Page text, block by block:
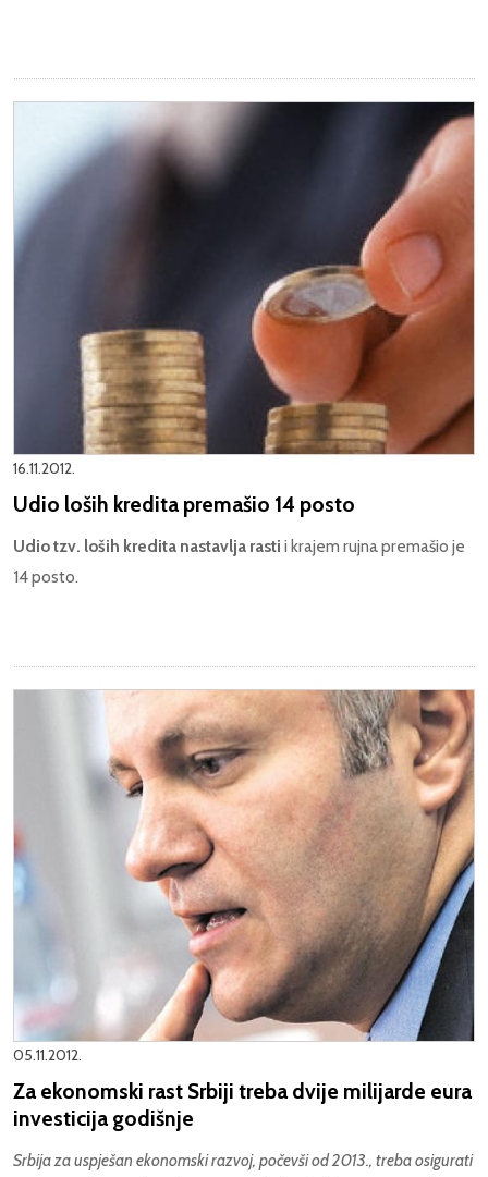
16.11.2012.
Udio loših kredita premašio 14 posto
Udio tzv. loših kredita nastavlja rasti i krajem rujna premašio je
14 posto.
05.11.2012.
Za ekonomski rast Srbiji treba dvije milijarde eura
investicija godišnje
Srbija za uspješan ekonomski razvoj, počevši od 2013., treba osigurati